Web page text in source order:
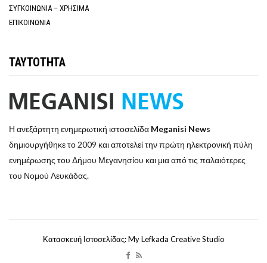
ΣΥΓΚΟΙΝΩΝΙΑ – ΧΡΗΣΙΜΑ
ΕΠΙΚΟΙΝΩΝΙΑ
ΤΑΥΤΟΤΗΤΑ
Η ανεξάρτητη ενημερωτική ιστοσελίδα Meganisi News
δημιουργήθηκε το 2009 και αποτελεί την πρώτη ηλεκτρονική πύλη
ενημέρωσης του Δήμου Μεγανησίου και μια από τις παλαιότερες
του Νομού Λευκάδας.
Κατασκευή Ιστοσελίδας: My Lefkada Creative Studio